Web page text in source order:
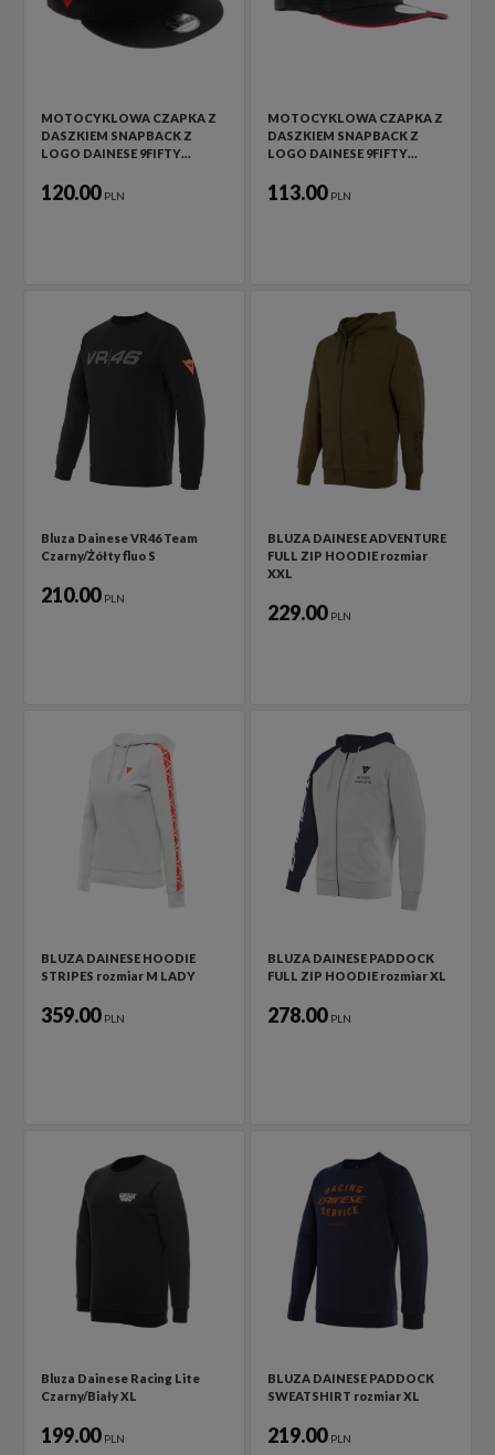
MOTOCYKLOWA CZAPKA Z
DASZKIEM SNAPBACK Z
LOGO DAINESE 9FIFTY…
120.00 PLN
MOTOCYKLOWA CZAPKA Z
DASZKIEM SNAPBACK Z
LOGO DAINESE 9FIFTY…
113.00 PLN
Bluza Dainese VR46 Team
Czarny/Żółty fluo S
210.00 PLN
BLUZA DAINESE ADVENTURE
FULL ZIP HOODIE rozmiar
XXL
229.00 PLN
BLUZA DAINESE HOODIE
STRIPES rozmiar M LADY
359.00 PLN
BLUZA DAINESE PADDOCK
FULL ZIP HOODIE rozmiar XL
278.00 PLN
Bluza Dainese Racing Lite
Czarny/Biały XL
199.00 PLN
BLUZA DAINESE PADDOCK
SWEATSHIRT rozmiar XL
219.00 PLN